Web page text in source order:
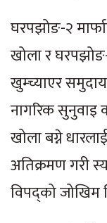
घरपझोङ-२
खोला र
खुम्च्याएर
नागरिक सुनुवाइ
खोला बग्ने
अतिक्रमण गरी
विपद्को जोखिम